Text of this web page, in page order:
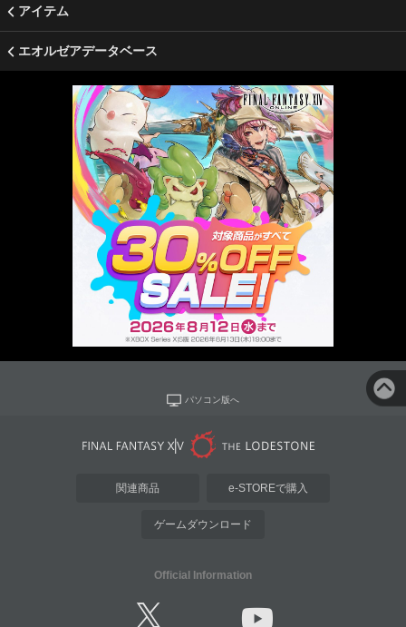
アイテム
エオルゼアデータベース
パソコン版へ
関連商品 e-STOREで購入
ゲームダウンロード
Official Information